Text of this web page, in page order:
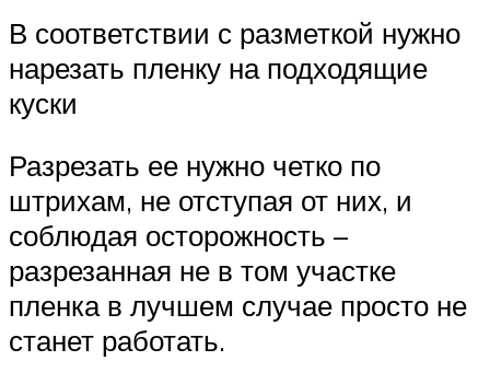
В соответствии с разметкой нужно
нарезать пленку на подходящие
куски
Разрезать ее нужно четко по
штрихам, не отступая от них, и
соблюдая осторожность –
разрезанная не в том участке
пленка в лучшем случае просто не
станет работать.